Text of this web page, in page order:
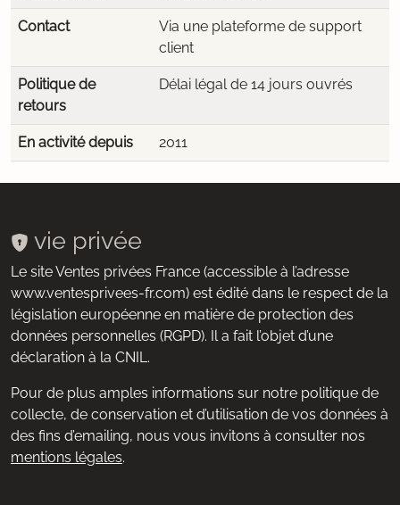
Contact
Via une plateforme de support
client
Politique de
retours
Délai légal de 14 jours ouvrés
En activité depuis 2011
vie privée
Le site Ventes privées France (accessible à l’adresse
www.ventesprivees-fr.com) est édité dans le respect de la
législation européenne en matière de protection des
données personnelles (RGPD). Il a fait l’objet d’une
déclaration à la CNIL.
Pour de plus amples informations sur notre politique de
collecte, de conservation et d’utilisation de vos données à
des fins d’emailing, nous vous invitons à consulter nos
mentions légales.